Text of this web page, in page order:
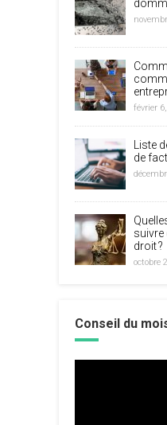
février
Liste
de
suivre
droit ?
octobre
Conseil du